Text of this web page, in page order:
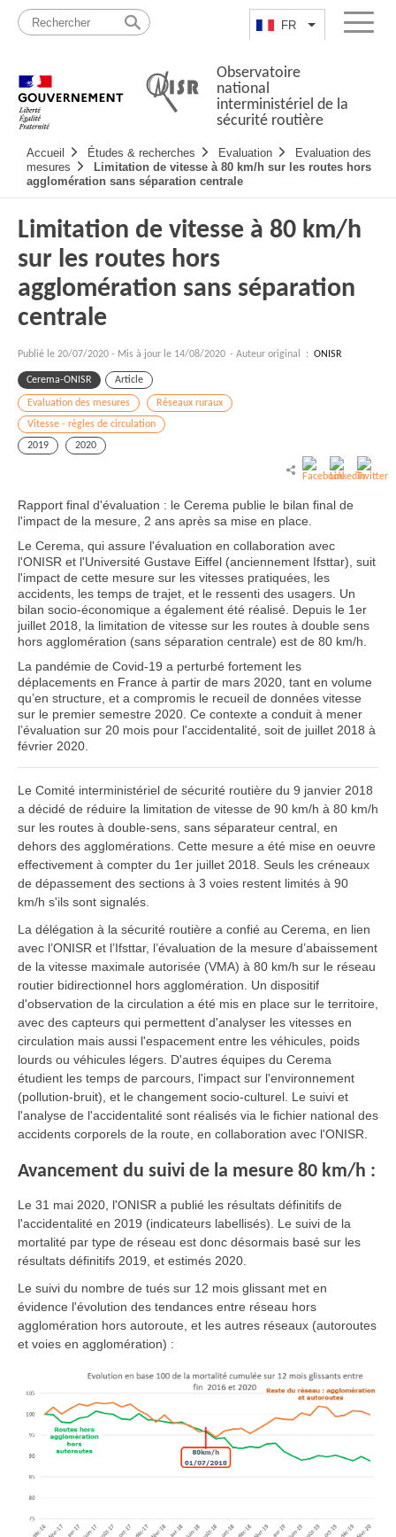
Passer
contenu
FR Lister lesMenu
Observatoire
national
interministériel de la
sécurité routière
principale
Accueil Études & recherches Evaluation
Evaluation des
mesures
Limitation de vitesse à 80 km/h sur les routes hors
agglomération sans séparation centrale
Limitation de vitesse à 80 km/h
sur les routes hors
agglomération sans séparation
centrale
Publié le 20/07/2020 - Mis à jour le 14/08/2020 - Auteur original : ONISR
Cerema-ONISR Article
Evaluation des mesures
Réseaux ruraux
Vitesse - règles de circulation
2019
2020
Rapport final d'évaluation : le Cerema publie le bilan final de
l'impact de la mesure, 2 ans après sa mise en place.
Le Cerema, qui assure l'évaluation en collaboration avec
l'ONISR et l'Université Gustave Eiffel (anciennement Ifsttar), suit
l'impact de cette mesure sur les vitesses pratiquées, les
accidents, les temps de trajet, et le ressenti des usagers. Un
bilan socio-économique a également été réalisé. Depuis le 1er
juillet 2018, la limitation de vitesse sur les routes à double sens
hors agglomération (sans séparation centrale) est de 80 km/h.
La pandémie de Covid-19 a perturbé fortement les
déplacements en France à partir de mars 2020, tant en volume
qu’en structure, et a compromis le recueil de données vitesse
sur le premier semestre 2020. Ce contexte a conduit à mener
l’évaluation sur 20 mois pour l'accidentalité, soit de juillet 2018 à
février 2020.
Le Comité interministériel de sécurité routière du 9 janvier 2018
a décidé de réduire la limitation de vitesse de 90 km/h à 80 km/h
sur les routes à double-sens, sans séparateur central, en
dehors des agglomérations. Cette mesure a été mise en oeuvre
effectivement à compter du 1er juillet 2018. Seuls les créneaux
de dépassement des sections à 3 voies restent limités à 90
km/h s'ils sont signalés.
La délégation à la sécurité routière a confié au Cerema, en lien
avec l’ONISR et l’Ifsttar, l’évaluation de la mesure d’abaissement
de la vitesse maximale autorisée (VMA) à 80 km/h sur le réseau
routier bidirectionnel hors agglomération. Un dispositif
d'observation de la circulation a été mis en place sur le territoire,
avec des capteurs qui permettent d'analyser les vitesses en
circulation mais aussi l'espacement entre les véhicules, poids
lourds ou véhicules légers. D'autres équipes du Cerema
étudient les temps de parcours, l'impact sur l'environnement
(pollution-bruit), et le changement socio-culturel. Le suivi et
l'analyse de l'accidentalité sont réalisés via le fichier national des
accidents corporels de la route, en collaboration avec l'ONISR.
Avancement du suivi de la mesure 80 km/h :
Le 31 mai 2020, l'ONISR a publié les résultats définitifs de
l'accidentalité en 2019 (indicateurs labellisés). Le suivi de la
mortalité par type de réseau est donc désormais basé sur les
résultats définitifs 2019, et estimés 2020.
Le suivi du nombre de tués sur 12 mois glissant met en
évidence l'évolution des tendances entre réseau hors
agglomération hors autoroute, et les autres réseaux (autoroutes
et voies en agglomération) :